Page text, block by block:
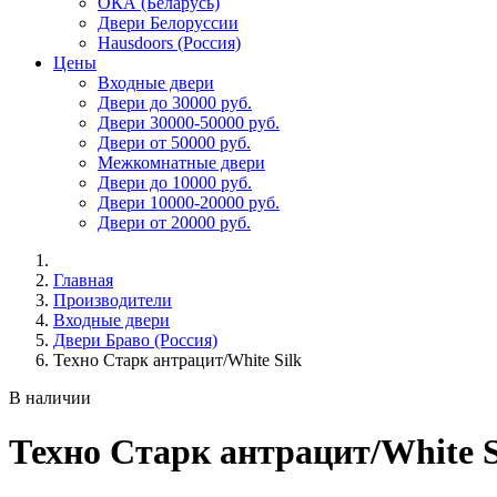
Двери Белоруссии
Hausdoors (Россия)
Цены
Входные двери
Двери до 30000 руб.
Двери 30000-50000 руб.
Двери от 50000 руб.
Межкомнатные двери
Двери до 10000 руб.
Двери 10000-20000 руб.
Двери от 20000 руб.
Главная
Производители
Входные двери
Двери Браво (Россия)
Техно Старк антрацит/White Silk
В наличии
Техно Старк антрацит/White